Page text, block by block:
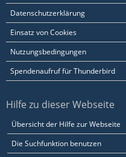
Datenschutzerklärung
Einsatz von Cookies
Nutzungsbedingungen
Spendenaufruf für Thunderbird
Hilfe zu dieser Webseite
Übersicht der Hilfe zur Webseite
Die Suchfunktion benutzen